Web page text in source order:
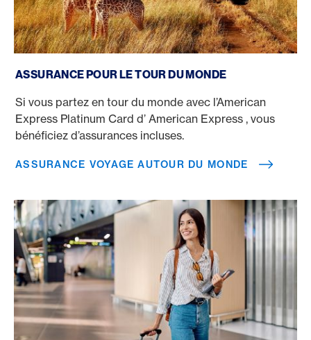
ASSURANCE POUR LE TOUR DU MONDE
Si vous partez en tour du monde avec l’American
Express Platinum Card d’ American Express , vous
bénéficiez d’assurances incluses.
ASSURANCE VOYAGE AUTOUR DU MONDE